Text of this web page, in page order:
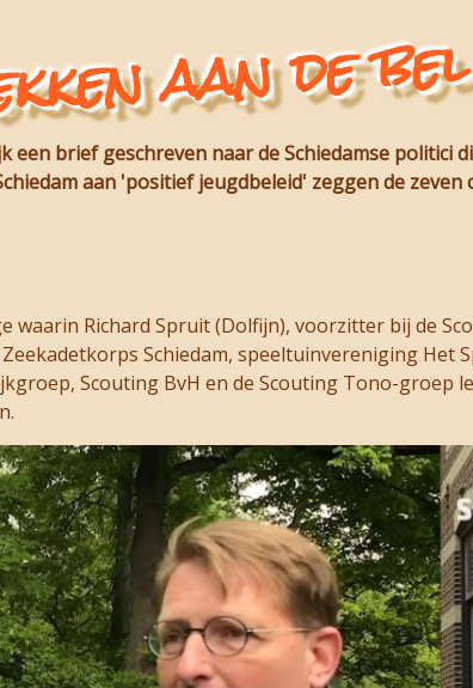
aan de bel
een brief geschreven naar de Schiedamse politici
aan 'positief jeugdbeleid' zeggen de zeven
waarin Richard Spruit (Dolfijn), voorzitter bij de
Schiedam, speeltuinvereniging Het
Scouting BvH en de Scouting Tono-groep